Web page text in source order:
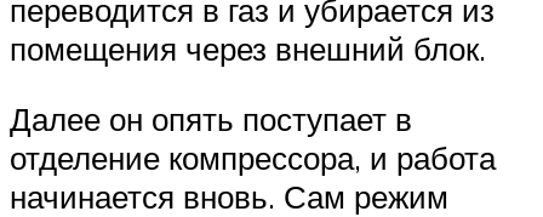
переводится в газ и убирается из
помещения через внешний блок.
Далее он опять поступает в
отделение компрессора, и работа
начинается вновь. Сам режим